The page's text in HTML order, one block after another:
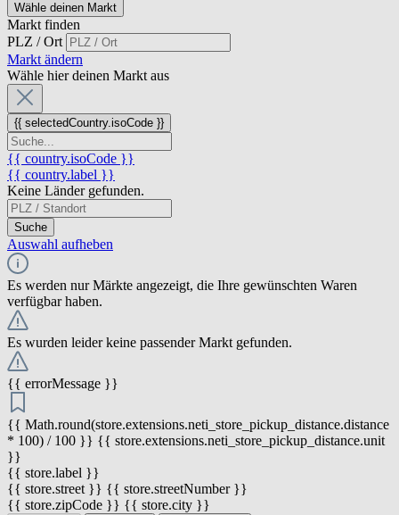
Wähle deinen Markt
Markt finden
PLZ / Ort
Markt ändern
Wähle hier deinen Markt aus
{{ selectedCountry.isoCode }}
{{ country.isoCode }}
{{ country.label }}
Keine Länder gefunden.
Suche
Auswahl aufheben
Es werden nur Märkte angezeigt, die Ihre gewünschten Waren
verfügbar haben.
Es wurden leider keine passender Markt gefunden.
{{ errorMessage }}
{{ Math.round(store.extensions.neti_store_pickup_distance.distance
* 100) / 100 }} {{ store.extensions.neti_store_pickup_distance.unit
}}
{{ store.label }}
{{ store.street }} {{ store.streetNumber }}
{{ store.zipCode }} {{ store.city }}